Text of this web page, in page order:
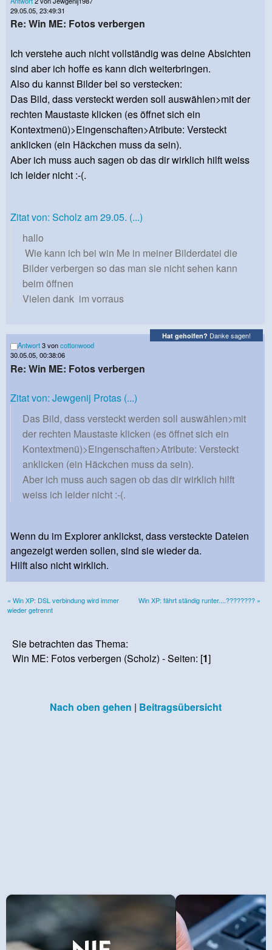
29.05.05, 23:49:31
Re: Win ME: Fotos verbergen
Ich verstehe auch nicht vollständig was deine Absichten
sind aber ich hoffe es kann dich weiterbringen.
Also du kannst Bilder bei so verstecken:
Das Bild, dass versteckt werden soll auswählen>mit der
rechten Maustaste klicken (es öffnet sich ein
Kontextmenü)>Eingenschaften>Atribute: Versteckt
anklicken (ein Häckchen muss da sein).
Aber ich muss auch sagen ob das dir wirklich hilft weiss
ich leider nicht :-(.
Zitat von: Scholz am 29.05. (...)
hallo
Wie kann ich bei win Me in meiner Bilderdatei die
Bilder verbergen so das man sie nicht sehen kann
beim öffnen
Vielen dank im vorraus
Hat geholfen? Danke sagen!
Antwort3 voncottonwood
30.05.05, 00:38:06
Re: Win ME: Fotos verbergen
Zitat von: Jewgenij Protas (...)
Das Bild, dass versteckt werden soll auswählen>mit
der rechten Maustaste klicken (es öffnet sich ein
Kontextmenü)>Eingenschaften>Atribute: Versteckt
anklicken (ein Häckchen muss da sein).
Aber ich muss auch sagen ob das dir wirklich hilft
weiss ich leider nicht :-(.
Wenn du im Explorer anklickst, dass versteckte Dateien
angezeigt werden sollen, sind sie wieder da.
Hilft also nicht wirklich.
« Win XP: DSL verbindung wird immer
wieder getrennt
Win XP: fährt ständig runter....???????? »
Sie betrachten das Thema:
Win ME: Fotos verbergen (Scholz) - Seiten: [1]
Nach oben gehen | Beitragsübersicht